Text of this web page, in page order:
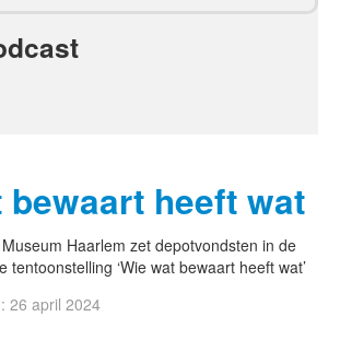
bewaart heeft wat
Haarlem zet depotvondsten in de
tentoonstelling ‘Wie wat bewaart heeft wat’
26 april 2024